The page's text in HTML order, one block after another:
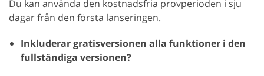
Du kan använda den kostnadsfria provperioden i sju
dagar från den första lanseringen.
Inkluderar gratisversionen alla funktioner i den
fullständiga versionen?